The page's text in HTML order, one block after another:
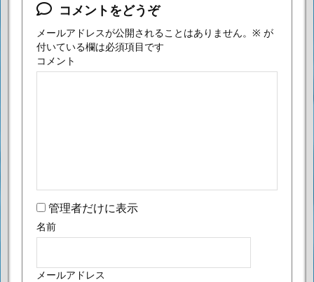
コメントをどうぞ
メールアドレスが公開されることはありません。 ※ が
付いている欄は必須項目です
コメント
管理者だけに表示
名前
メールアドレス